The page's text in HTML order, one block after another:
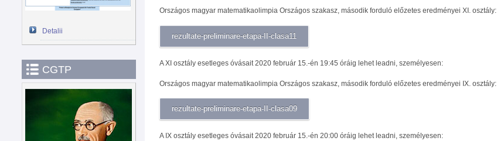
Detalii
CGTP
Országos magyar matematikaolimpia Országos szakasz, második forduló előzetes eredményei XI. osztály:
rezultate-preliminare-etapa-II-clasa11
A XI osztály esetleges óvásait 2020 február 15.-én 19:45 óráig lehet leadni, személyesen:
Országos magyar matematikaolimpia Országos szakasz, második forduló előzetes eredményei IX. osztály:
rezultate-preliminare-etapa-II-clasa09
A IX osztály esetleges óvásait 2020 február 15.-én 20:00 óráig lehet leadni, személyesen: